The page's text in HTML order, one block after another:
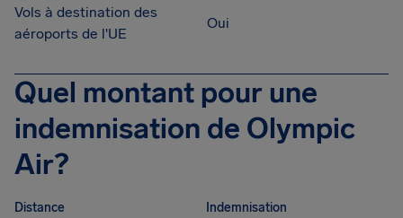
Vols à destination des
aéroports de l'UE
Oui
Quel montant pour une
indemnisation de Olympic
Air?
Distance Indemnisation